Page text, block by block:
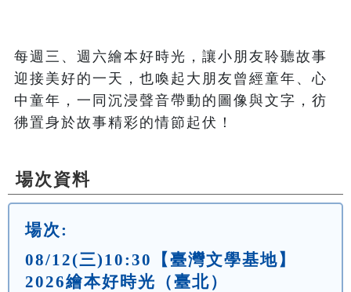
每週三、週六繪本好時光，讓小朋友聆聽故事
迎接美好的一天，也喚起大朋友曾經童年、心
中童年，一同沉浸聲音帶動的圖像與文字，彷
彿置身於故事精彩的情節起伏！
場次資料
場次:
08/12(三)10:30【臺灣文學基地】
2026繪本好時光（臺北）